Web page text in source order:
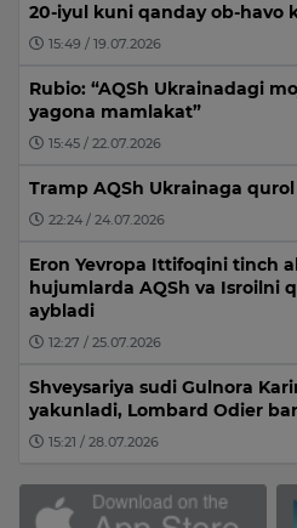
20-iyul kuni qanday ob-havo
15:49 / 19.07.2026
Rubio: “AQSh Ukrainadagi
yagona mamlakat”
15:45 / 22.07.2026
Tramp AQSh Ukrainaga
22:24 / 24.07.2026
Eron Yevropa Ittifoqini tinch
hujumlarda AQSh va Isroilni
aybladi
12:27 / 25.07.2026
Shveysariya sudi Gulnora
yakunladi, Lombard Odier
15:21 / 28.07.2026